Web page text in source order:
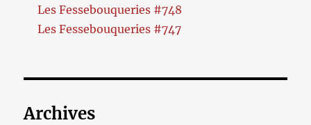
Les Fessebouqueries #748
Les Fessebouqueries #747
Archives